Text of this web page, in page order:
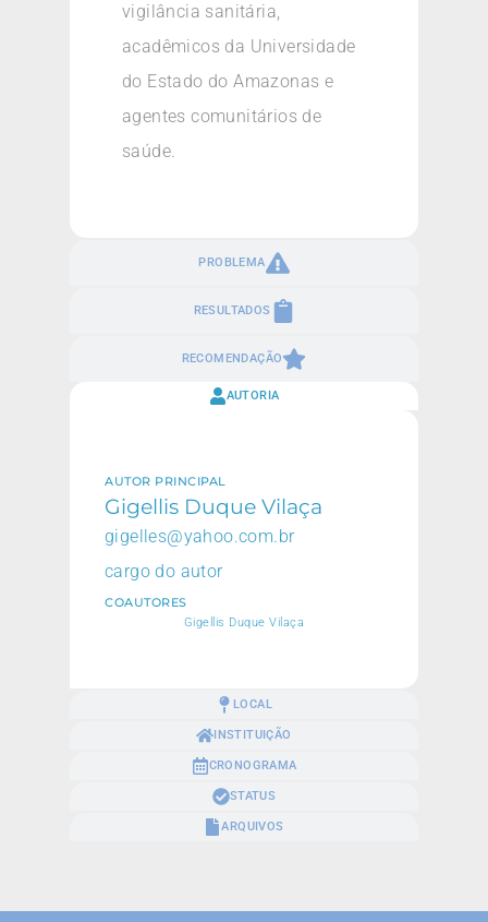
PROBLEMA
RESULTADOS
RECOMENDAÇÃO
vigilância sanitária,
acadêmicos da Universidade
do Estado do Amazonas e
agentes comunitários de
saúde.
AUTORIA
LOCAL
INSTITUIÇÃO
CRONOGRAMA
STATUS
ARQUIVOS
AUTOR PRINCIPAL
Gigellis Duque Vilaça
gigelles@yahoo.com.br
cargo do autor
COAUTORES
Gigellis Duque Vilaça